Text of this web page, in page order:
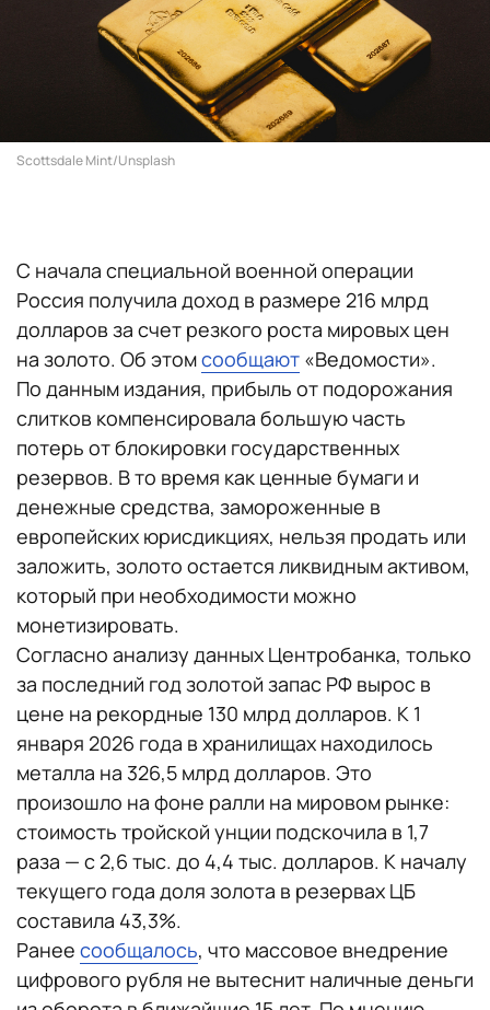
Scottsdale Mint/Unsplash
С начала специальной военной операции
Россия получила доход в размере 216 млрд
долларов за счет резкого роста мировых цен
на золото. Об этомсообщают «Ведомости».
По данным издания, прибыль от подорожания
слитков компенсировала большую часть
потерь от блокировки государственных
резервов. В то время как ценные бумаги и
денежные средства, замороженные в
европейских юрисдикциях, нельзя продать или
заложить, золото остается ликвидным активом,
который при необходимости можно
монетизировать.
Согласно анализу данных Центробанка, только
за последний год золотой запас РФ вырос в
цене на рекордные 130 млрд долларов. К 1
января 2026 года в хранилищах находилось
металла на 326,5 млрд долларов. Это
произошло на фоне ралли на мировом рынке:
стоимость тройской унции подскочила в 1,7
раза — с 2,6 тыс. до 4,4 тыс. долларов. К началу
текущего года доля золота в резервах ЦБ
составила 43,3%.
Ранее сообщалось, что массовое внедрение
цифрового рубля не вытеснит наличные деньги